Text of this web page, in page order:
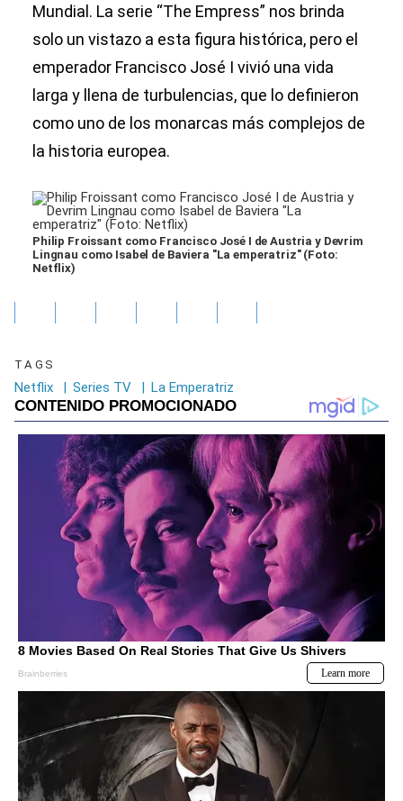
Mundial. La serie “The Empress” nos brinda
solo un vistazo a esta figura histórica, pero el
emperador Francisco José I vivió una vida
larga y llena de turbulencias, que lo definieron
como uno de los monarcas más complejos de
la historia europea.
Philip Froissant como Francisco José I de Austria y Devrim
Lingnau como Isabel de Baviera "La emperatriz" (Foto:
Netflix)
TAGS
Netflix | Series TV | La Emperatriz